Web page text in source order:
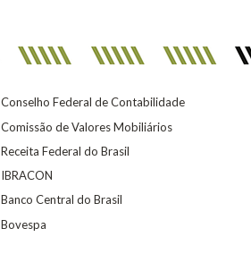
Conselho Federal de Contabilidade
Comissão de Valores Mobiliários
Receita Federal do Brasil
IBRACON
Banco Central do Brasil
Bovespa